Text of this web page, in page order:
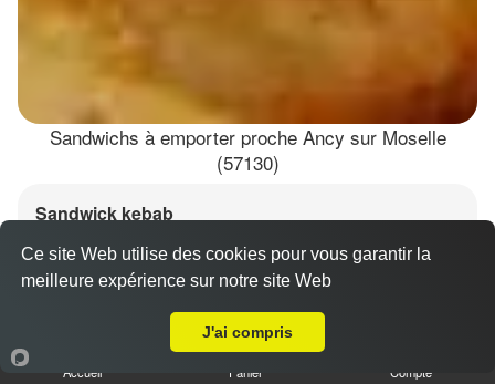
Sandwichs à emporter proche Ancy sur Moselle
(57130)
Sandwick kebab
Dès6.50 €
Salade, tomates, oignons, chou, carottes
Accueil Panier Compte
Ce site Web utilise des cookies pour vous garantir la
meilleure expérience sur notre site Web
J'ai compris